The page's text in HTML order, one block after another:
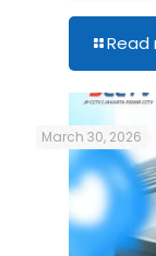
Read
March 30, 2026